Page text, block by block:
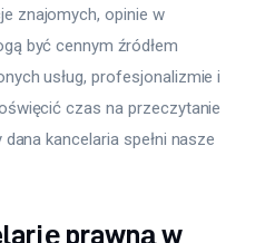
znajomych, opinie w
być cennym źródłem
usług, profesjonalizmie i
czas na przeczytanie
kancelaria spełni nasze
prawną w